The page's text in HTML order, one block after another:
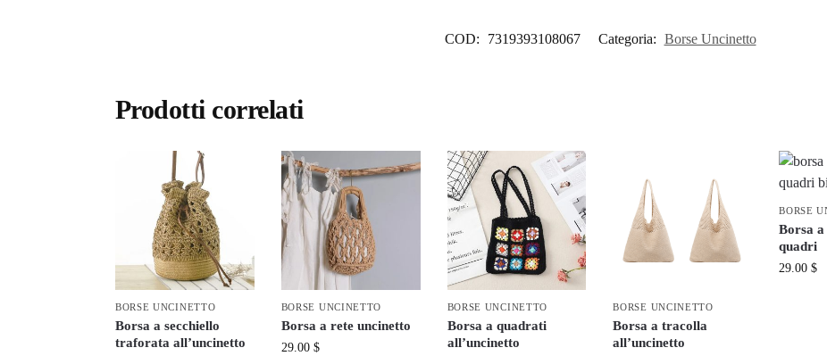
COD: 7319393108067 Categoria: Borse Uncinetto
Prodotti correlati
BORSE UNCINETTO
Borsa a secchiello
traforata all’uncinetto
BORSE UNCINETTO
Borsa a rete uncinetto
29.00 $
BORSE UNCINETTO
Borsa a quadrati
all’uncinetto
BORSE UNCINETTO
Borsa a tracolla
all’uncinetto
BORSE
Borsa
quadri
29.00$